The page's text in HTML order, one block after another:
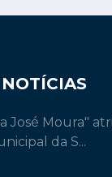
José Moura"
da S...